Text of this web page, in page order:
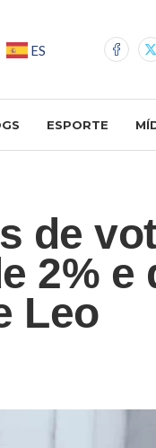
ES
ESPORTE
de
2% e
Leo